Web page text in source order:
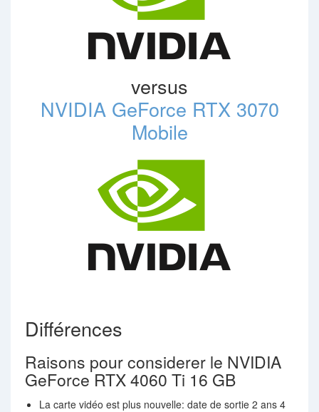
versus
NVIDIA GeForce RTX 3070
Mobile
Différences
Raisons pour considerer le NVIDIA
GeForce RTX 4060 Ti 16 GB
La carte vidéo est plus nouvelle: date de sortie 2 ans 4